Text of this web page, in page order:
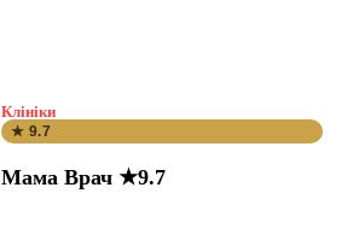
Клініки
★ 9.7
Мама Врач ★9.7